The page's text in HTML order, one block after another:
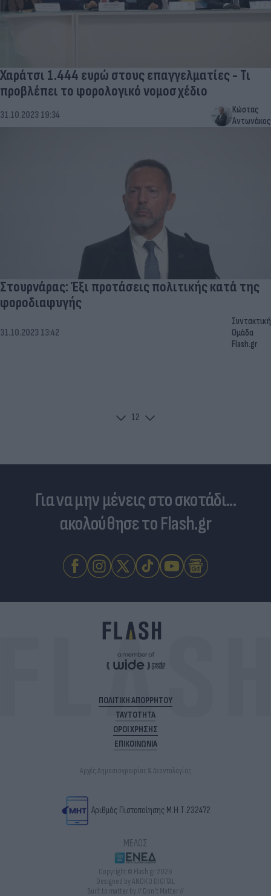
Χαράτσι 1.444 ευρώ στους επαγγελματίες - Τι
προβλέπει το φορολογικό νομοσχέδιο
31.10.2023 19:34
Κώστας
Αντωνάκος
Στουρνάρας: Έξι προτάσεις πολιτικής κατά της
φοροδιαφυγής
31.10.2023 13:42
Συντακτική
Ομάδα
Flash.gr
12
Για να μην μένεις στο σκοτάδι...
ακολούθησε το Flash.gr
ΠΟΛΙΤΙΚΗ ΑΠΟΡΡΗΤΟΥ
ΤΑΥΤΟΤΗΤΑ
ΟΡΟΙ ΧΡΗΣΗΣ
ΕΠΙΚΟΙΝΩΝΙΑ
Αρχές Δημοσιογραφίας & Δεοντολογίας
Αριθμός Πιστοποίησης Μ.Η.Τ.232472
ΜΕΛΟΣ
Copyright © Flash.gr 2026
Designed by ANDKO DIGITAL
Built to matter by // Don't Matter //